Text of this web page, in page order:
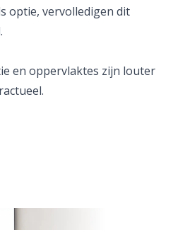
optie, vervolledigen dit
en oppervlaktes zijn louter